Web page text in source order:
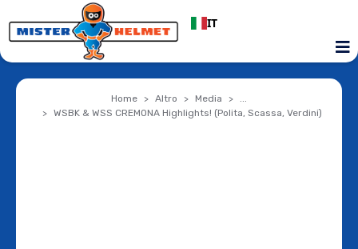
IT
Home Altro Media
...
WSBK & WSS CREMONA Highlights! (Polita, Scassa, Verdini)